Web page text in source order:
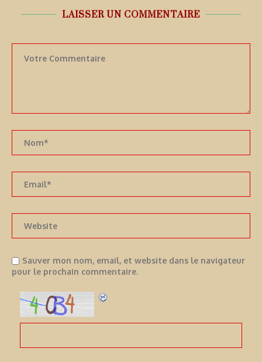
LAISSER UN COMMENTAIRE
Sauver mon nom, email, et website dans le navigateur
pour le prochain commentaire.